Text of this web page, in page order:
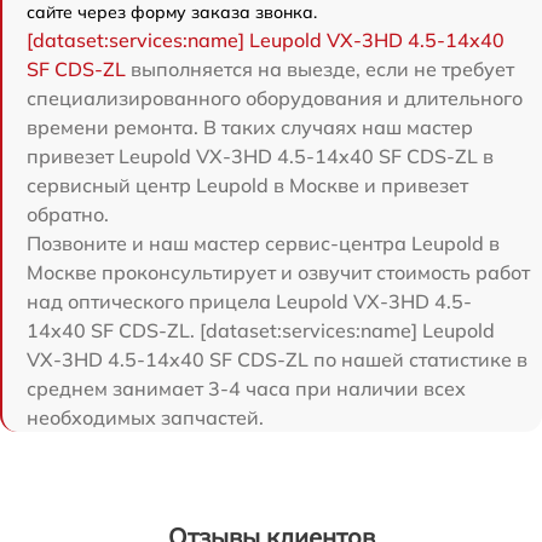
сайте через форму заказа звонка.
[dataset:services:name] Leupold VX-3HD 4.5-14x40
SF CDS-ZL выполняется на выезде, если не требует
специализированного оборудования и длительного
времени ремонта. В таких случаях наш мастер
привезет Leupold VX-3HD 4.5-14x40 SF CDS-ZL в
сервисный центр Leupold в Москве и привезет
обратно.
Позвоните и наш мастер сервис-центра Leupold в
Москве проконсультирует и озвучит стоимость работ
над оптического прицела Leupold VX-3HD 4.5-
14x40 SF CDS-ZL. [dataset:services:name] Leupold
VX-3HD 4.5-14x40 SF CDS-ZL по нашей статистике в
среднем занимает 3-4 часа при наличии всех
необходимых запчастей.